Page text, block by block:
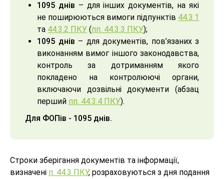
1095 днів – для інших документів, на які
не поширюються вимоги підпунктів 44.3.1
та 44.3.2 ПКУ (пп. 44.3.3 ПКУ);
1095 днів – для документів, пов’язаних з
виконанням вимог іншого законодавства,
контроль за дотриманням якого
покладено на контролюючі органи,
включаючи дозвільні документи (абзац
перший пп. 44.3.4 ПКУ).
Для ФОПів - 1095 днів.
Строки зберігання документів та інформації,
визначені п. 44.3 ПКУ, розраховуються з дня подання